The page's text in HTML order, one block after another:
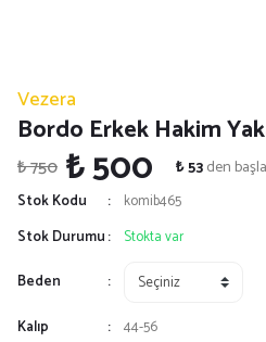
Vezera
Bordo Erkek Hakim
₺ 750 ₺ 500 ₺ 53den
Stok Kodu
komib465
Stok Durumu
Stokta var
Beden
Kalıp
44-56